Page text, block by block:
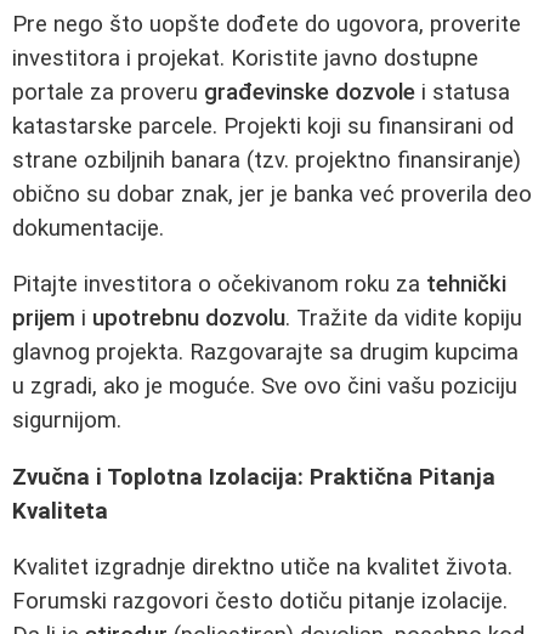
Pre nego što uopšte dođete do ugovora, proverite
investitora i projekat. Koristite javno dostupne
portale za proveru građevinske dozvole i statusa
katastarske parcele. Projekti koji su finansirani od
strane ozbiljnih banara (tzv. projektno finansiranje)
obično su dobar znak, jer je banka već proverila deo
dokumentacije.
Pitajte investitora o očekivanom roku za tehnički
prijem i upotrebnu dozvolu. Tražite da vidite kopiju
glavnog projekta. Razgovarajte sa drugim kupcima
u zgradi, ako je moguće. Sve ovo čini vašu poziciju
sigurnijom.
Zvučna i Toplotna Izolacija: Praktična Pitanja
Kvaliteta
Kvalitet izgradnje direktno utiče na kvalitet života.
Forumski razgovori često dotiču pitanje izolacije.